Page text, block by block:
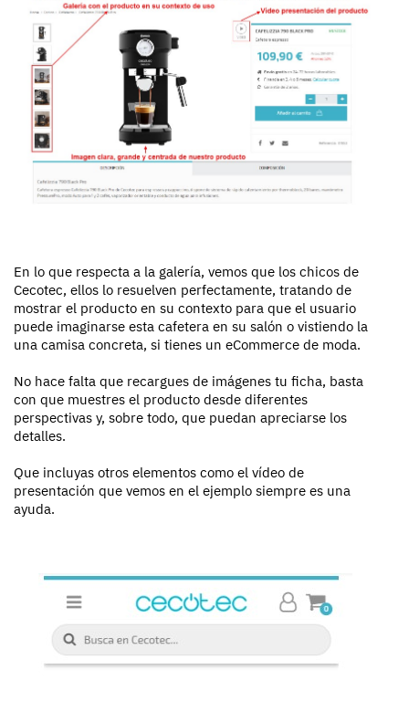
En lo que respecta a la galería, vemos que los chicos de
Cecotec, ellos lo resuelven perfectamente, tratando de
mostrar el producto en su contexto para que el usuario
puede imaginarse esta cafetera en su salón o vistiendo la
una camisa concreta, si tienes un eCommerce de moda.
No hace falta que recargues de imágenes tu ficha, basta
con que muestres el producto desde diferentes
perspectivas y, sobre todo, que puedan apreciarse los
detalles.
Que incluyas otros elementos como el vídeo de
presentación que vemos en el ejemplo siempre es una
ayuda.